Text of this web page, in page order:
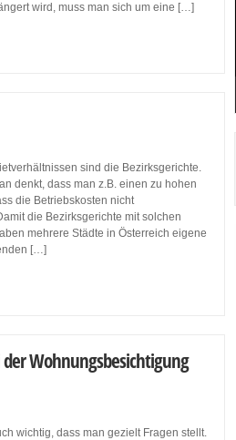
wird, muss man sich um eine […]
sind die Bezirksgerichte.
denkt, dass man z.B. einen zu hohen
die Betriebskosten nicht
die Bezirksgerichte mit solchen
mehrere Städte in Österreich eigene
[…]
Wohnungsbesichtigung
wichtig, dass man gezielt Fragen stellt.